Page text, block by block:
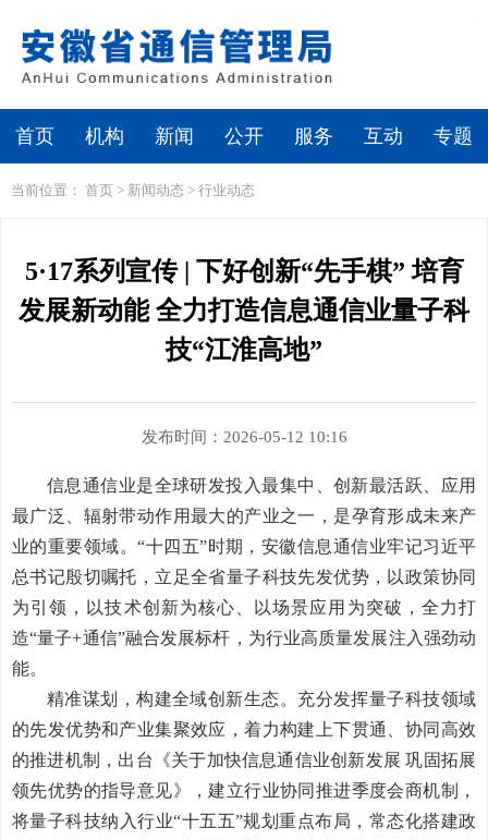
首页 机构 新闻 公开 服务 互动 专题
当前位置： 首页 > 新闻动态 > 行业动态
5·17系列宣传 | 下好创新“先手棋” 培育
发展新动能 全力打造信息通信业量子科
技“江淮高地”
发布时间：2026-05-12 10:16
信息通信业是全球研发投入最集中、创新最活跃、应用
最广泛、辐射带动作用最大的产业之一，是孕育形成未来产
业的重要领域。“十四五”时期，安徽信息通信业牢记习近平
总书记殷切嘱托，立足全省量子科技先发优势，以政策协同
为引领，以技术创新为核心、以场景应用为突破，全力打
造“量子+通信”融合发展标杆，为行业高质量发展注入强劲动
能。
精准谋划，构建全域创新生态。充分发挥量子科技领域
的先发优势和产业集聚效应，着力构建上下贯通、协同高效
的推进机制，出台《关于加快信息通信业创新发展 巩固拓展
领先优势的指导意见》，建立行业协同推进季度会商机制，
将量子科技纳入行业“十五五”规划重点布局，常态化搭建政